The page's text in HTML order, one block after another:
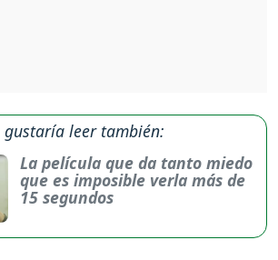
gustaría leer también:
La película que da tanto miedo
que es imposible verla más de
15 segundos